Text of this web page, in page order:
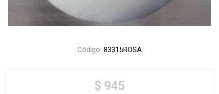
Código: 83315ROSA
$ 945